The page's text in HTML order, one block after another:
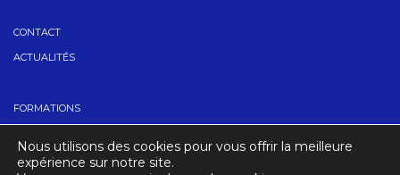
CONTACT
ACTUALITÉS
FORMATIONS
TROUVER UN CLUB
Nous utilisons des cookies pour vous offrir la meilleure
expérience sur notre site.